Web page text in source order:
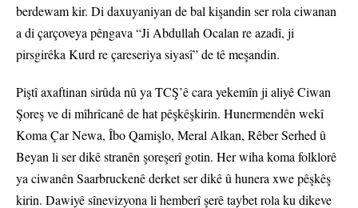
berdewam kir. Di daxuyaniyan de bal kişandin ser rola ciwanan
a di çarçoveya pêngava “Ji Abdullah Ocalan re azadî, ji
pirsgirêka Kurd re çareseriya siyasî” de tê meşandin.
Piştî axaftinan sirûda nû ya TCŞ’ê cara yekemîn ji aliyê Ciwan
Şoreş ve di mîhrîcanê de hat pêşkêşkirin. Hunermendên wekî
Koma Çar Newa, Îbo Qamişlo, Meral Alkan, Rêber Serhed û
Beyan li ser dikê stranên şoreşerî gotin. Her wiha koma folklorê
ya ciwanên Saarbruckenê derket ser dikê û hunera xwe pêşkêş
kirin. Dawiyê sînevizyona li hemberî şerê taybet rola ku dikeve